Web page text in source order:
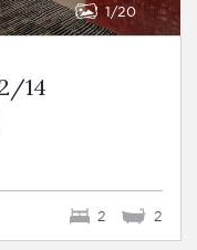
1 20
14
2 2